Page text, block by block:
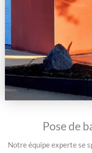
Pose de
Notre équipe experte se